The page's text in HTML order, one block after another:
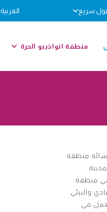
سريع العربية
منطقة انواذيبو الحرة
2013 الصادر بتاريخ 02 يناير 2013، بإنشائه منطقة
هي منطقة
والبيئي
في